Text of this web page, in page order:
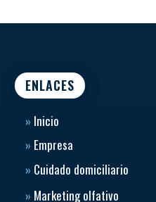
ENLACES
» Inicio
» Empresa
» Cuidado domiciliario
» Marketing olfativo